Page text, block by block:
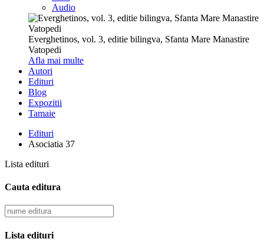
Audio
Everghetinos, vol. 3, editie bilingva, Sfanta Mare Manastire
Vatopedi
Afla mai multe
Autori
Edituri
Blog
Expozitii
Tamaie
Edituri
Asociatia 37
Lista edituri
Cauta editura
Lista edituri